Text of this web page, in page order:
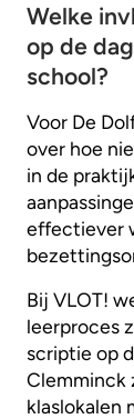
Welke
op de
school?
Voor De
over hoe
in de
effectiever
Bij VLOT!
leerproces
scriptie op
Clemminck
klaslokalen